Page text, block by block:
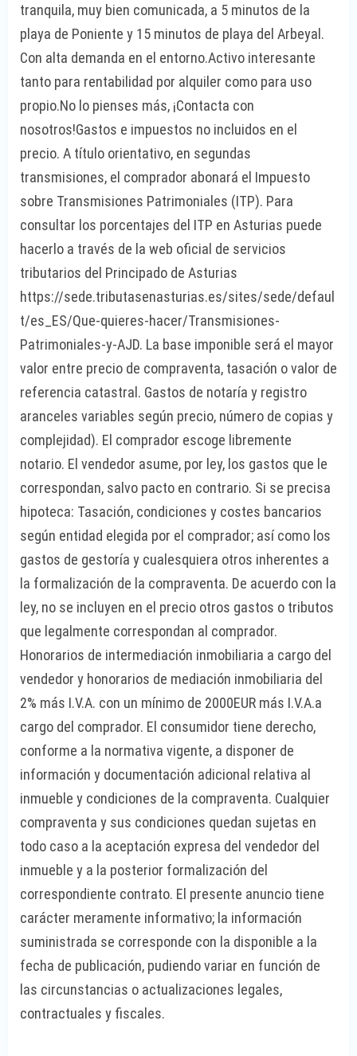
tranquila, muy bien comunicada, a 5 minutos de la
playa de Poniente y 15 minutos de playa del Arbeyal.
Con alta demanda en el entorno.Activo interesante
tanto para rentabilidad por alquiler como para uso
propio.No lo pienses más, ¡Contacta con
nosotros!Gastos e impuestos no incluidos en el
precio. A título orientativo, en segundas
transmisiones, el comprador abonará el Impuesto
sobre Transmisiones Patrimoniales (ITP). Para
consultar los porcentajes del ITP en Asturias puede
hacerlo a través de la web oficial de servicios
tributarios del Principado de Asturias
https://sede.tributasenasturias.es/sites/sede/defaul
t/es_ES/Que-quieres-hacer/Transmisiones-
Patrimoniales-y-AJD. La base imponible será el mayor
valor entre precio de compraventa, tasación o valor de
referencia catastral. Gastos de notaría y registro
aranceles variables según precio, número de copias y
complejidad). El comprador escoge libremente
notario. El vendedor asume, por ley, los gastos que le
correspondan, salvo pacto en contrario. Si se precisa
hipoteca: Tasación, condiciones y costes bancarios
según entidad elegida por el comprador; así como los
gastos de gestoría y cualesquiera otros inherentes a
la formalización de la compraventa. De acuerdo con la
ley, no se incluyen en el precio otros gastos o tributos
que legalmente correspondan al comprador.
Honorarios de intermediación inmobiliaria a cargo del
vendedor y honorarios de mediación inmobiliaria del
2% más I.V.A. con un mínimo de 2000EUR más I.V.A.a
cargo del comprador. El consumidor tiene derecho,
conforme a la normativa vigente, a disponer de
información y documentación adicional relativa al
inmueble y condiciones de la compraventa. Cualquier
compraventa y sus condiciones quedan sujetas en
todo caso a la aceptación expresa del vendedor del
inmueble y a la posterior formalización del
correspondiente contrato. El presente anuncio tiene
carácter meramente informativo; la información
suministrada se corresponde con la disponible a la
fecha de publicación, pudiendo variar en función de
las circunstancias o actualizaciones legales,
contractuales y fiscales.